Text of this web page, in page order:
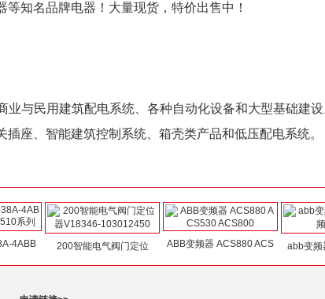
知名品牌电器！大量现货，特价出售中！
业与民用建筑配电系统、各种自动化设备和大型基础建
座、智能建筑控制系统、箱壳类产品和低压配电系统。
4ABB 200智能电气阀门定位 ABB变频器 ACS880 ACS abb变频